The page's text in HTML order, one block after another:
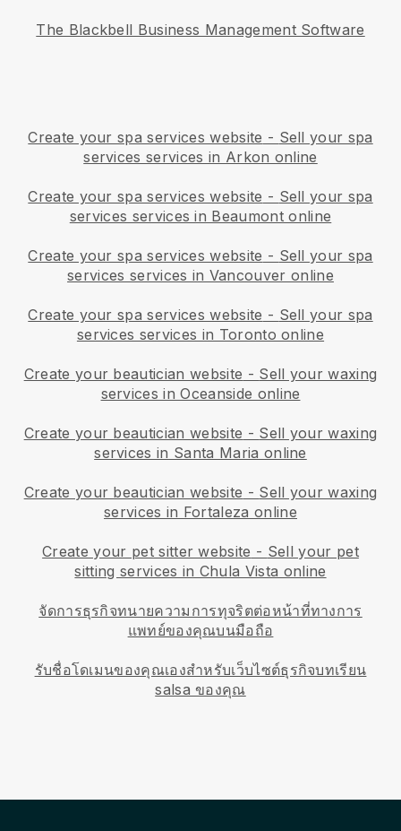
The Blackbell Business Management Software
Create your spa services website - Sell your spa
services services in Arkon online
Create your spa services website - Sell your spa
services services in Beaumont online
Create your spa services website - Sell your spa
services services in Vancouver online
Create your spa services website - Sell your spa
services services in Toronto online
Create your beautician website - Sell your waxing
services in Oceanside online
Create your beautician website - Sell your waxing
services in Santa Maria online
Create your beautician website - Sell your waxing
services in Fortaleza online
Create your pet sitter website - Sell your pet
sitting services in Chula Vista online
จัดการธุรกิจทนายความการทุจริตต่อหน้าที่ทางการ
แพทย์ของคุณบนมือถือ
รับชื่อโดเมนของคุณเองสำหรับเว็บไซต์ธุรกิจบทเรียน
salsa ของคุณ